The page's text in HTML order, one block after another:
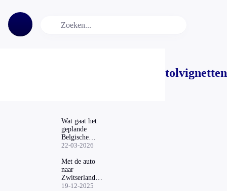
tolvignetten
Wat gaat het
geplande
Belgische
tolvignet je in
22-03-2026
Met de auto
naar
Zwitserland?
Let hierop als
19-12-2025